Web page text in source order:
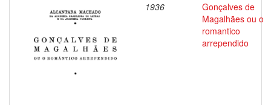
1936
Gonçalves de
Magalhães ou o
romantico
arrependido